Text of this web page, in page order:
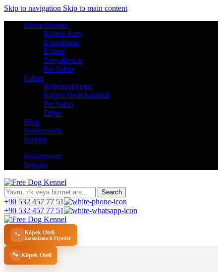
Skip to navigation Skip to main content
Hizmetlerimiz
Köpek Satış
Konaklama
Eğitim
Sosyalleşme
Pet Salon
Galeri
Referanslarımız
Köpek Oteli İstanbul
Pet Salon
Diğer
Blog
Hakkımızda
İletişim
Hakkımızda
İletişim
Search
+90 532 457 77 51
+90 532 457 77 51
🐾 Köpek Oteli
Konaklama & Fiyatlar
🐾 Köpek Oteli